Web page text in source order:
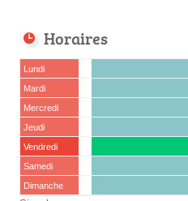
Horaires
Lundi
Mardi
Mercredi
Jeudi
Vendredi
Samedi
Dimanche